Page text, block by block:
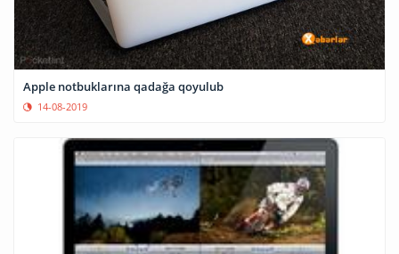
Apple notbuklarına qadağa qoyulub
14-08-2019